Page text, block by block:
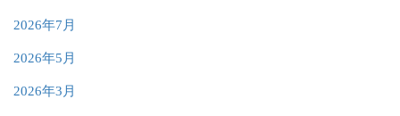
2026年7月
2026年5月
2026年3月